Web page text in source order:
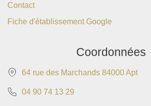
Contact
Fiche d'établissement Google
Coordonnées
64 rue des Marchands 84000 Apt
04 90 74 13 29